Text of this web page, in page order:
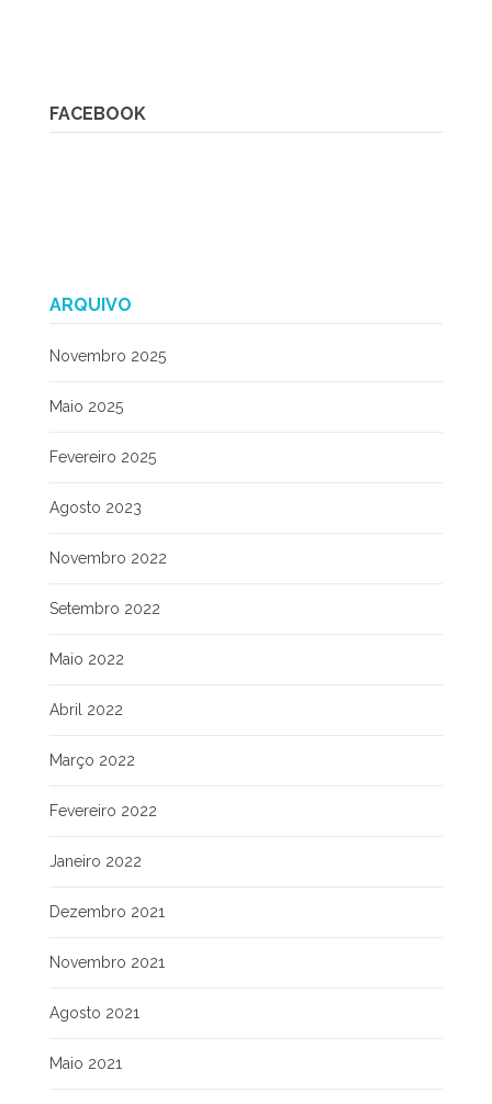
FACEBOOK
ARQUIVO
Novembro 2025
Maio 2025
Fevereiro 2025
Agosto 2023
Novembro 2022
Setembro 2022
Maio 2022
Abril 2022
Março 2022
Fevereiro 2022
Janeiro 2022
Dezembro 2021
Novembro 2021
Agosto 2021
Maio 2021